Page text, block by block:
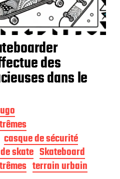
des
dans le
casque de sécurité
skate Skateboard
terrain urbain